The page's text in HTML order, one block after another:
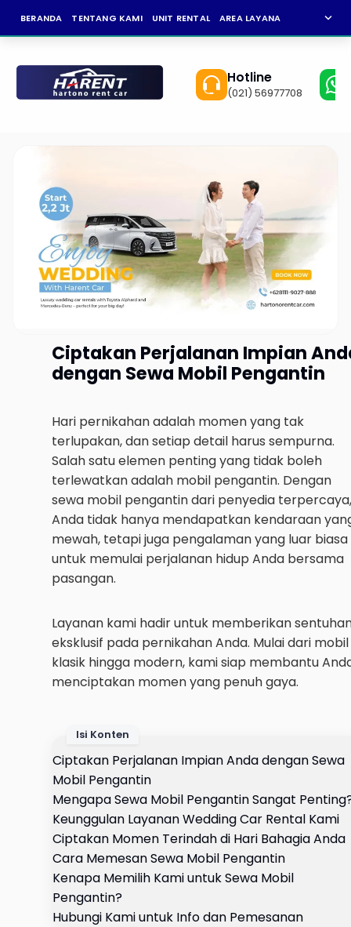
BERANDA TENTANG KAMI UNIT RENTAL AREA LAYANAN expand_more
Hotline
(021) 56977708
Ciptakan Perjalanan Impian
dengan Sewa Mobil Pengantin
Hari pernikahan adalah momen yang tak
terlupakan, dan setiap detail harus sempurna.
Salah satu elemen penting yang tidak boleh
terlewatkan adalah mobil pengantin. Dengan
sewa mobil pengantin dari penyedia terpercaya,
Anda tidak hanya mendapatkan kendaraan
mewah, tetapi juga pengalaman yang luar biasa
untuk memulai perjalanan hidup Anda bersama
pasangan.
Layanan kami hadir untuk memberikan
eksklusif pada pernikahan Anda. Mulai dari mobil
klasik hingga modern, kami siap membantu
menciptakan momen yang penuh gaya.
Isi Konten
Ciptakan Perjalanan Impian Anda dengan Sewa
Mobil Pengantin
Mengapa Sewa Mobil Pengantin Sangat
Keunggulan Layanan Wedding Car Rental Kami
Ciptakan Momen Terindah di Hari Bahagia Anda
Cara Memesan Sewa Mobil Pengantin
Kenapa Memilih Kami untuk Sewa Mobil
Pengantin?
Hubungi Kami untuk Info dan Pemesanan